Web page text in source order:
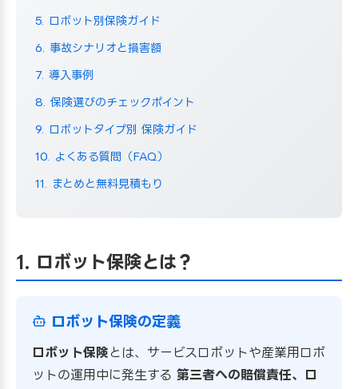
5. ロボット別保険ガイド
6. 事故シナリオと損害額
7. 導入事例
8. 保険選びのチェックポイント
9. ロボットタイプ別 保険ガイド
10. よくある質問（FAQ）
11. まとめと無料見積もり
1. ロボット保険とは？
ロボット保険の定義
ロボット保険 とは、サービスロボットや産業用ロボ
ットの運用中に発生する 第三者への賠償責任、ロ